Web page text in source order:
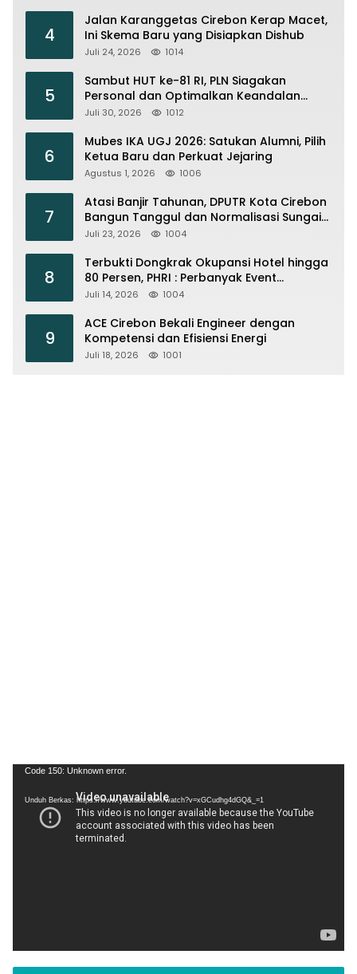
4
Jalan Karanggetas Cirebon Kerap Macet,
Ini Skema Baru yang Disiapkan Dishub
Juli 24, 2026 1014
5
Sambut HUT ke-81 RI, PLN Siagakan
Personal dan Optimalkan Keandalan
Instalasi Transmisi
Juli 30, 2026 1012
6
Mubes IKA UGJ 2026: Satukan Alumni, Pilih
Ketua Baru dan Perkuat Jejaring
Agustus 1, 2026 1006
7
Atasi Banjir Tahunan, DPUTR Kota Cirebon
Bangun Tanggul dan Normalisasi Sungai
Kijing
Juli 23, 2026 1004
8
Terbukti Dongkrak Okupansi Hotel hingga
80 Persen, PHRI : Perbanyak Event
Olahraga di Cirebon
Juli 14, 2026 1004
9
ACE Cirebon Bekali Engineer dengan
Kompetensi dan Efisiensi Energi
Juli 18, 2026 1001
Pemutar
Code 150: Unknown error.
Unduh Berkas: https://www.youtube.com/watch?v=xGCudhg4dGQ&_=1